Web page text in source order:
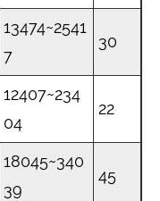
13474~2541
7
30
12407~234
04
22
18045~340
39
45